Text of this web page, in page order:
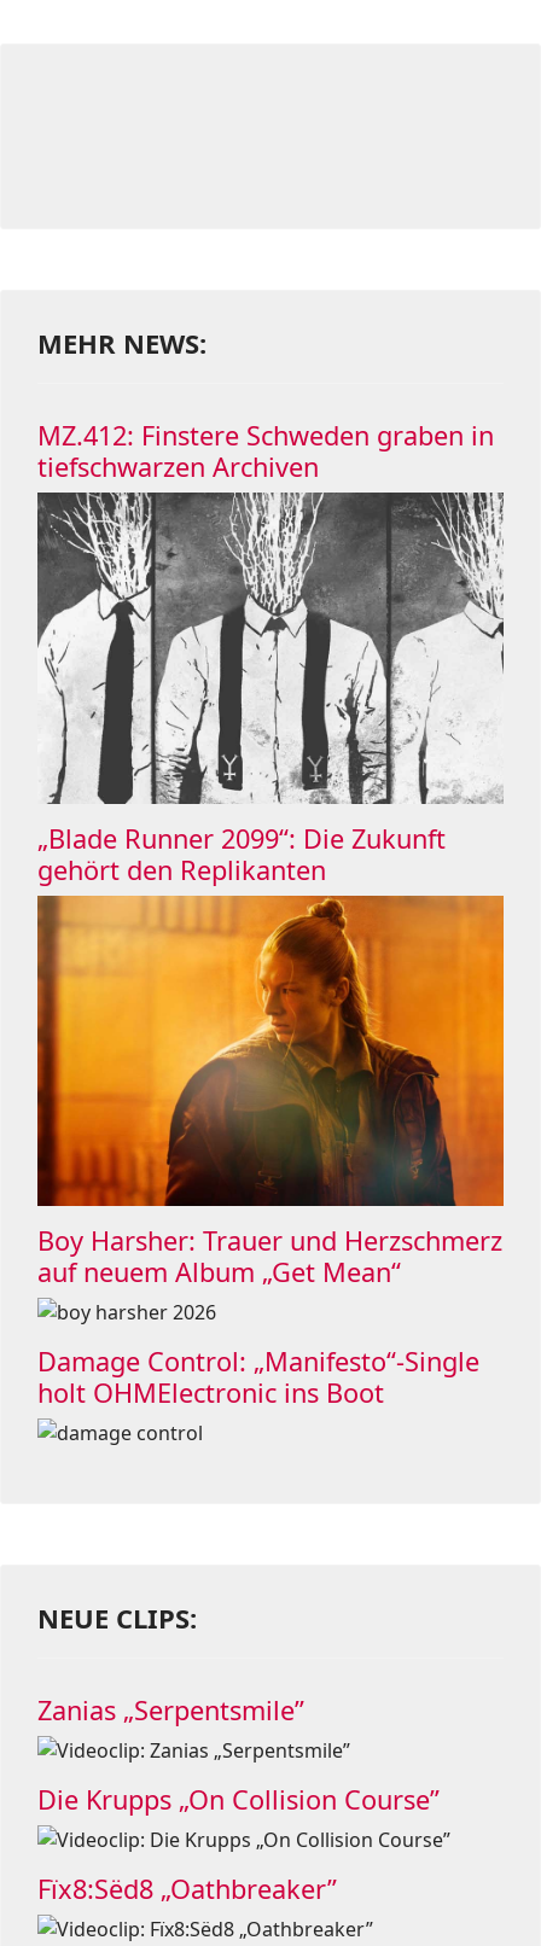
MEHR NEWS:
MZ.412: Finstere Schweden graben in
tiefschwarzen Archiven
„Blade Runner 2099“: Die Zukunft
gehört den Replikanten
Boy Harsher: Trauer und Herzschmerz
auf neuem Album „Get Mean“
Damage Control: „Manifesto“-Single
holt OHMElectronic ins Boot
NEUE CLIPS:
Zanias „Serpentsmile”
Die Krupps „On Collision Course”
Fïx8:Sëd8 „Oathbreaker”